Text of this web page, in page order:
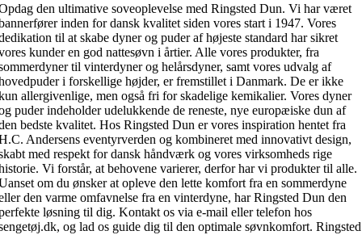
den ultimative soveoplevelse med Ringsted Dun. Vi har været
inden for dansk kvalitet siden vores start i 1947. Vores
til at skabe dyner og puder af højeste standard har sikret
kunder en god nattesøvn i årtier. Alle vores produkter, fra
til vinterdyner og helårsdyner, samt vores udvalg af
i forskellige højder, er fremstillet i Danmark. De er ikke
allergivenlige, men også fri for skadelige kemikalier. Vores dyner
puder indeholder udelukkende de reneste, nye europæiske dun af
bedste kvalitet. Hos Ringsted Dun er vores inspiration hentet fra
Andersens eventyrverden og kombineret med innovativt design,
med respekt for dansk håndværk og vores virksomheds rige
Vi forstår, at behovene varierer, derfor har vi produkter til alle.
om du ønsker at opleve den lette komfort fra en sommerdyne
den varme omfavnelse fra en vinterdyne, har Ringsted Dun den
løsning til dig. Kontakt os via e-mail eller telefon hos
og lad os guide dig til den optimale søvnkomfort. Ringsted